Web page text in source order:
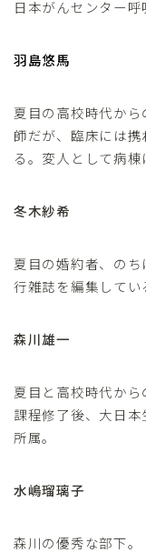
日本がんセンター呼
羽島悠馬
夏目の高校時代か
師だが、臨床には
る。変人として病棟
冬木紗希
夏目の婚約者、の
行雑誌を編集してい
森川雄一
夏目と高校時代か
課程修了後、大日
所属。
水嶋瑠璃子
森川の優秀な部下。